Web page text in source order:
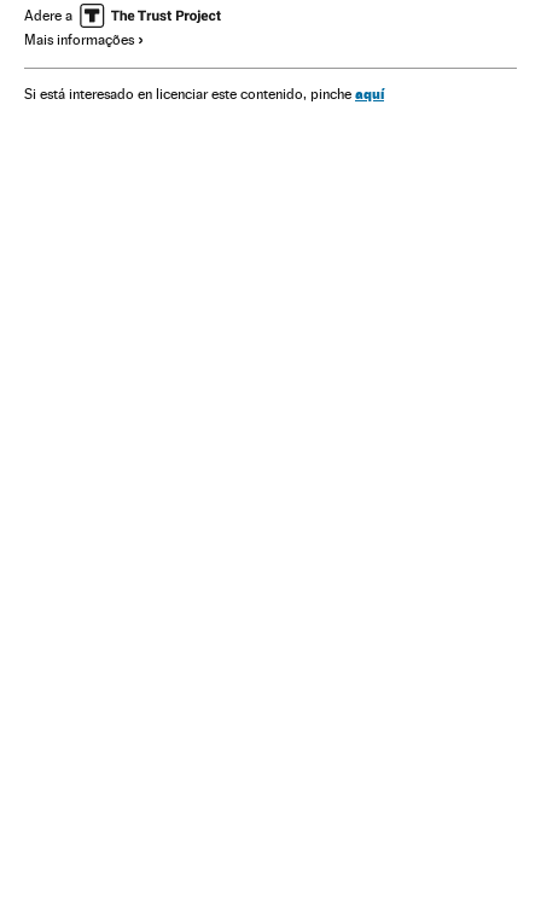
Biologia Ciências naturais
Adere a
Mais informações
Si está interesado en licenciar este contenido, pinche aquí